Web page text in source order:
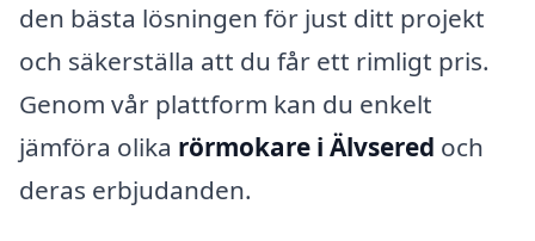
den bästa lösningen för just ditt projekt
och säkerställa att du får ett rimligt pris.
Genom vår plattform kan du enkelt
jämföra olika rörmokare i Älvsered och
deras erbjudanden.